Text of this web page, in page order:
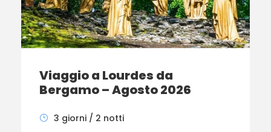
Viaggio a Lourdes da
Bergamo – Agosto 2026
3 giorni / 2 notti